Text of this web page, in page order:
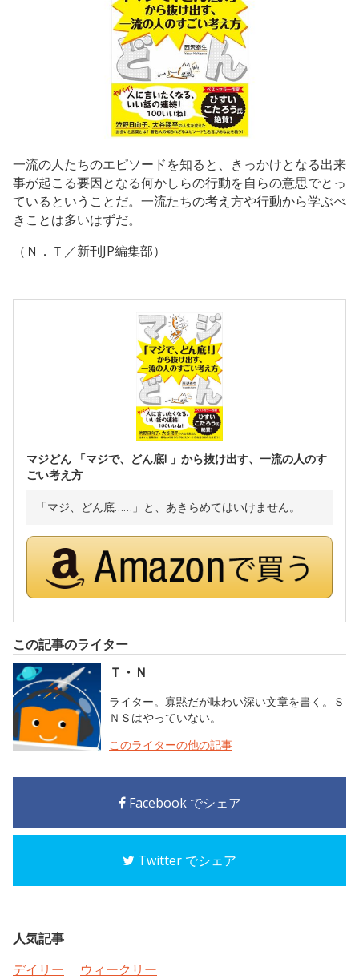
一流の人たちのエピソードを知ると、きっかけとなる出来
事が起こる要因となる何かしらの行動を自らの意思でとっ
ているということだ。一流たちの考え方や行動から学ぶべ
きことは多いはずだ。
（Ｎ．Ｔ／新刊JP編集部）
マジどん 「マジで、どん底! 」から抜け出す、一流の人のす
ごい考え方
「マジ、どん底……」と、あきらめてはいけません。
この記事のライター
Ｔ・Ｎ
ライター。寡黙だが味わい深い文章を書く。Ｓ
ＮＳはやっていない。
このライターの他の記事
Facebook でシェア
Twitter でシェア
人気記事
デイリー
ウィークリー